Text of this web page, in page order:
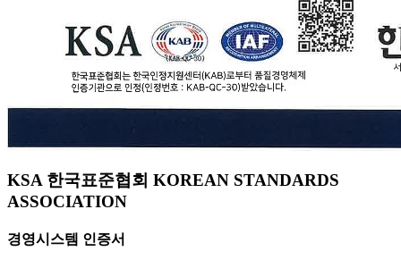
KSA 한국표준협회 KOREAN STANDARDS
ASSOCIATION
경영시스템 인증서